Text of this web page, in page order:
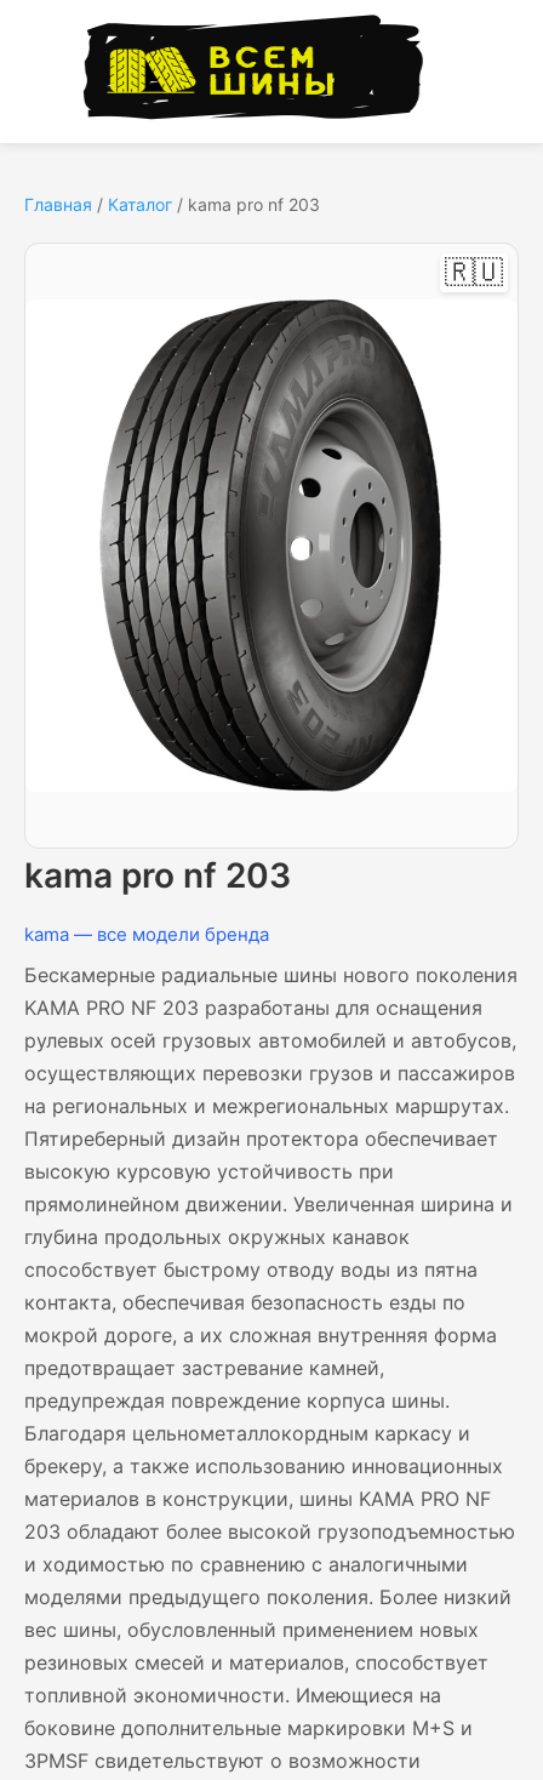
Главная / Каталог / kama pro nf 203
🇷🇺
kama pro nf 203
kama — все модели бренда
Бескамерные радиальные шины нового поколения
KAMA PRO NF 203 разработаны для оснащения
рулевых осей грузовых автомобилей и автобусов,
осуществляющих перевозки грузов и пассажиров
на региональных и межрегиональных маршрутах.
Пятиреберный дизайн протектора обеспечивает
высокую курсовую устойчивость при
прямолинейном движении. Увеличенная ширина и
глубина продольных окружных канавок
способствует быстрому отводу воды из пятна
контакта, обеспечивая безопасность езды по
мокрой дороге, а их сложная внутренняя форма
предотвращает застревание камней,
предупреждая повреждение корпуса шины.
Благодаря цельнометаллокордным каркасу и
брекеру, а также использованию инновационных
материалов в конструкции, шины KAMA PRO NF
203 обладают более высокой грузоподъемностью
и ходимостью по сравнению с аналогичными
моделями предыдущего поколения. Более низкий
вес шины, обусловленный применением новых
резиновых смесей и материалов, способствует
топливной экономичности. Имеющиеся на
боковине дополнительные маркировки M+S и
3PMSF свидетельствуют о возможности